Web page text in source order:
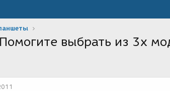
выбрать из 3х